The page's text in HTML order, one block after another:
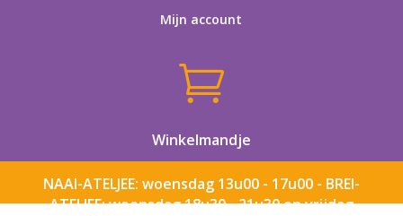
Mijn account

Winkelmandje
NAAI-ATELJEE: woensdag 13u00 - 17u00 - BREI-
ATELJEE: woensdag 18u30 - 21u30 en vrijdag